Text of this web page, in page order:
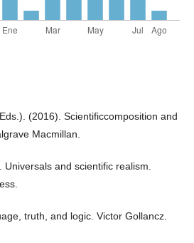
(2016). Scientificcomposition and
Macmillan.
and scientific realism.
truth, and logic. Victor Gollancz.